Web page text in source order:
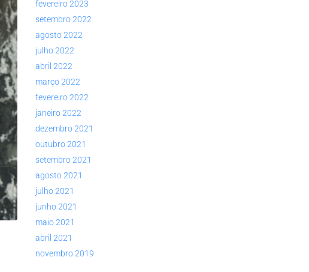
fevereiro 2023
setembro 2022
agosto 2022
julho 2022
abril 2022
março 2022
fevereiro 2022
janeiro 2022
dezembro 2021
outubro 2021
setembro 2021
agosto 2021
julho 2021
junho 2021
maio 2021
abril 2021
novembro 2019